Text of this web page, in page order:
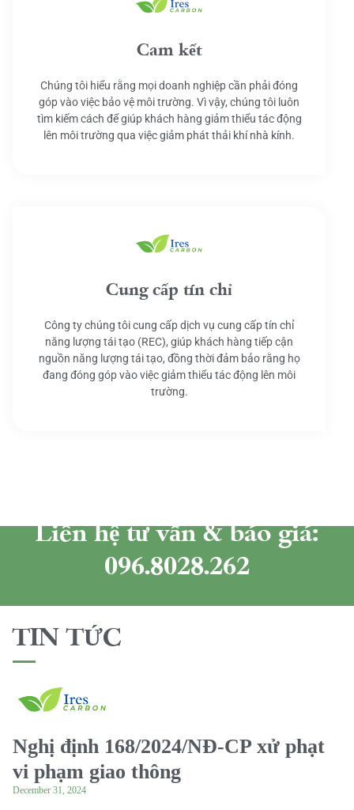
Cam kết
Chúng tôi hiểu rằng mọi doanh nghiệp cần phải đóng
góp vào việc bảo vệ môi trường. Vì vậy, chúng tôi luôn
tìm kiếm cách để giúp khách hàng giảm thiểu tác động
lên môi trường qua việc giảm phát thải khí nhà kính.
Cung cấp tín chỉ
Công ty chúng tôi cung cấp dịch vụ cung cấp tín chỉ
năng lượng tái tạo (REC), giúp khách hàng tiếp cận
nguồn năng lượng tái tạo, đồng thời đảm bảo rằng họ
đang đóng góp vào việc giảm thiểu tác động lên môi
trường.
Liên hệ tư vấn & báo giá:
096.8028.262
TIN TỨC
Nghị định 168/2024/NĐ-CP xử phạt
vi phạm giao thông
December 31, 2024